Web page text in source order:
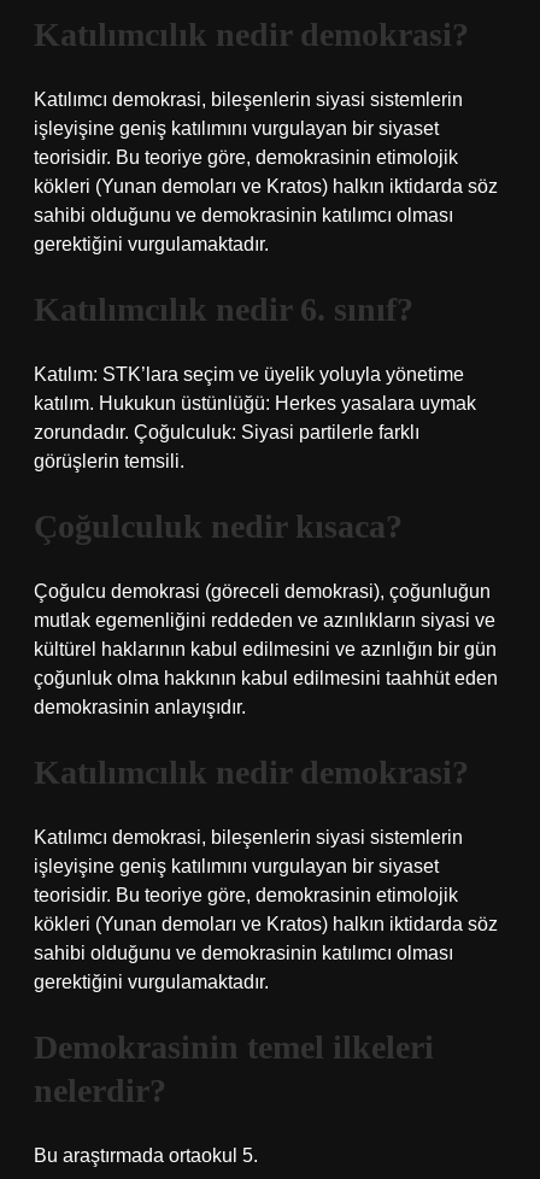
Katılımcılık nedir demokrasi?
Katılımcı demokrasi, bileşenlerin siyasi sistemlerin
işleyişine geniş katılımını vurgulayan bir siyaset
teorisidir. Bu teoriye göre, demokrasinin etimolojik
kökleri (Yunan demoları ve Kratos) halkın iktidarda söz
sahibi olduğunu ve demokrasinin katılımcı olması
gerektiğini vurgulamaktadır.
Katılımcılık nedir 6. sınıf?
Katılım: STK’lara seçim ve üyelik yoluyla yönetime
katılım. Hukukun üstünlüğü: Herkes yasalara uymak
zorundadır. Çoğulculuk: Siyasi partilerle farklı
görüşlerin temsili.
Çoğulculuk nedir kısaca?
Çoğulcu demokrasi (göreceli demokrasi), çoğunluğun
mutlak egemenliğini reddeden ve azınlıkların siyasi ve
kültürel haklarının kabul edilmesini ve azınlığın bir gün
çoğunluk olma hakkının kabul edilmesini taahhüt eden
demokrasinin anlayışıdır.
Katılımcılık nedir demokrasi?
Katılımcı demokrasi, bileşenlerin siyasi sistemlerin
işleyişine geniş katılımını vurgulayan bir siyaset
teorisidir. Bu teoriye göre, demokrasinin etimolojik
kökleri (Yunan demoları ve Kratos) halkın iktidarda söz
sahibi olduğunu ve demokrasinin katılımcı olması
gerektiğini vurgulamaktadır.
Demokrasinin temel ilkeleri
nelerdir?
Bu araştırmada ortaokul 5.